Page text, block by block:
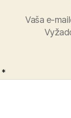
Vaša e-
*